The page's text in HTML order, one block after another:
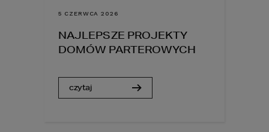
5 CZERWCA 2026
NAJLEPSZE PROJEKTY
DOMÓW PARTEROWYCH
czytaj